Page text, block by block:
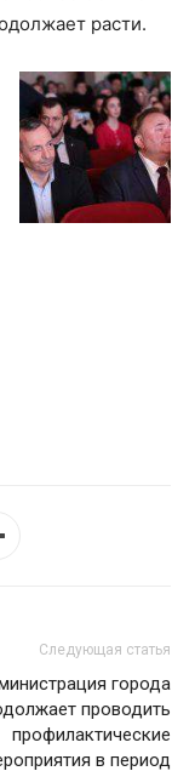
расти.
Следующая статья
города
проводить
профилактические
в период